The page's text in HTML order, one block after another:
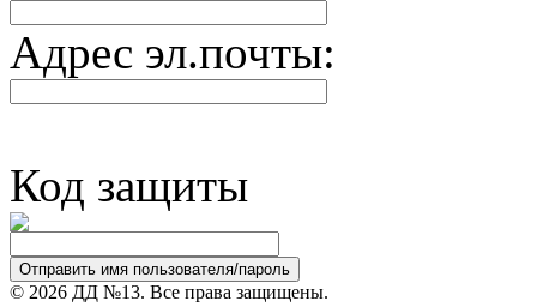
Адрес эл.почты:
Код защиты
© 2026 ДД №13. Все права защищены.